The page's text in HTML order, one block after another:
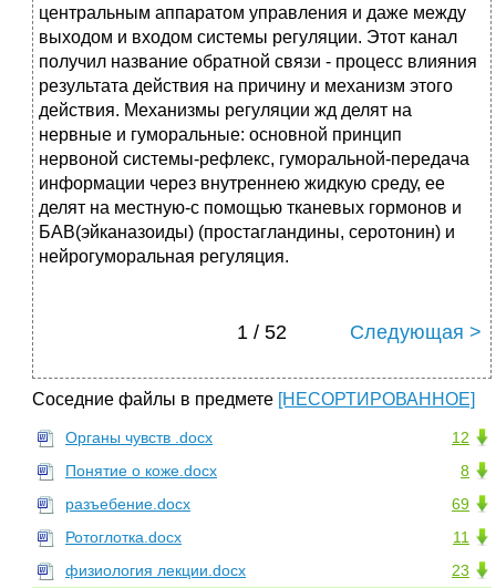
центральным аппаратом управления и даже между
выходом и входом системы регуляции. Этот канал
получил название обратной связи - процесс влияния
результата действия на причину и механизм этого
действия. Механизмы регуляции жд делят на
нервные и гуморальные: основной принцип
нервоной системы-рефлекс, гуморальной-передача
информации через внутреннею жидкую среду, ее
делят на местную-с помощью тканевых гормонов и
БАВ(эйканазоиды) (простагландины, серотонин) и
нейрогуморальная регуляция.
1 / 52 Следующая >
Соседние файлы в предмете [НЕСОРТИРОВАННОЕ]
12
Органы чувств .docx
8
Понятие о коже.docx
69
разъебение.docx
11
Ротоглотка.docx
23
физиология лекции.docx